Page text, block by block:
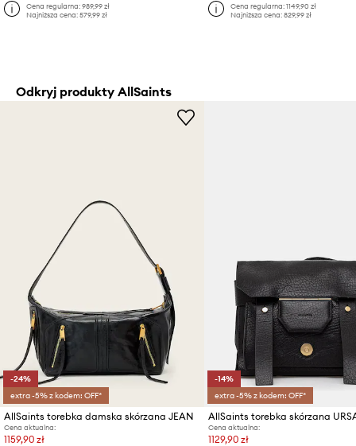
Cena regularna:989,99 zł
Najniższa cena:579,99 zł
Cena regularna:1149,90 zł
Najniższa cena:829,99 zł
Odkryj produkty AllSaints
-24%
extra -5% z kodem: OFF*
AllSaints torebka damska skórzana JEAN
Cena aktualna:
1159,90 zł
-14%
extra -5% z kodem: OFF*
AllSaints torebka skórzana
Cena aktualna:
1129,90 zł